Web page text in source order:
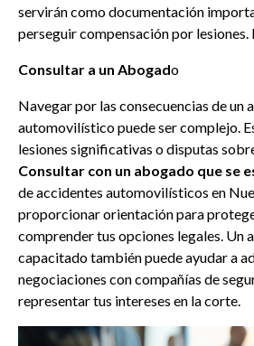
servirán como documentación
perseguir compensación por lesiones.
Consultar a un Abogado
Navegar por las consecuencias de un
automovilístico puede ser complejo.
lesiones significativas o disputas
Consultar con un abogado que se
de accidentes automovilísticos en
proporcionar orientación para
comprender tus opciones legales. Un
capacitado también puede ayudar a
negociaciones con compañías de
representar tus intereses en la corte.